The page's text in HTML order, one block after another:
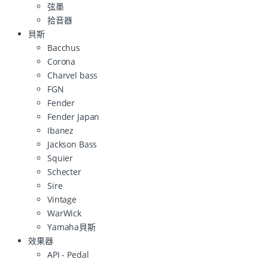
弦墨
拾音器
貝斯
Bacchus
Corona
Charvel bass
FGN
Fender
Fender Japan
Ibanez
Jackson Bass
Squier
Schecter
Sire
Vintage
WarWick
Yamaha貝斯
效果器
API - Pedal